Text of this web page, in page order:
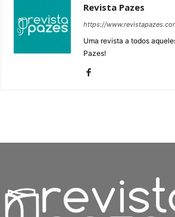
Revista Pazes
https://
Uma revista a todos
Pazes!